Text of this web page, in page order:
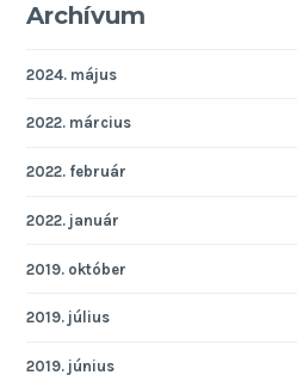
Archívum
2024. május
2022. március
2022. február
2022. január
2019. október
2019. július
2019. június